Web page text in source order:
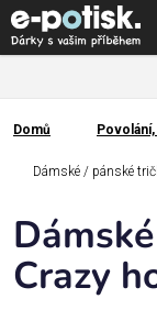
Přejít
na
obsah
Kategorie
Dárek
pro
Domů
Domů
Dámské / pánské
Crazy